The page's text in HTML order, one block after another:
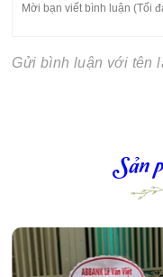
Gửi bình luận với tên
Sản